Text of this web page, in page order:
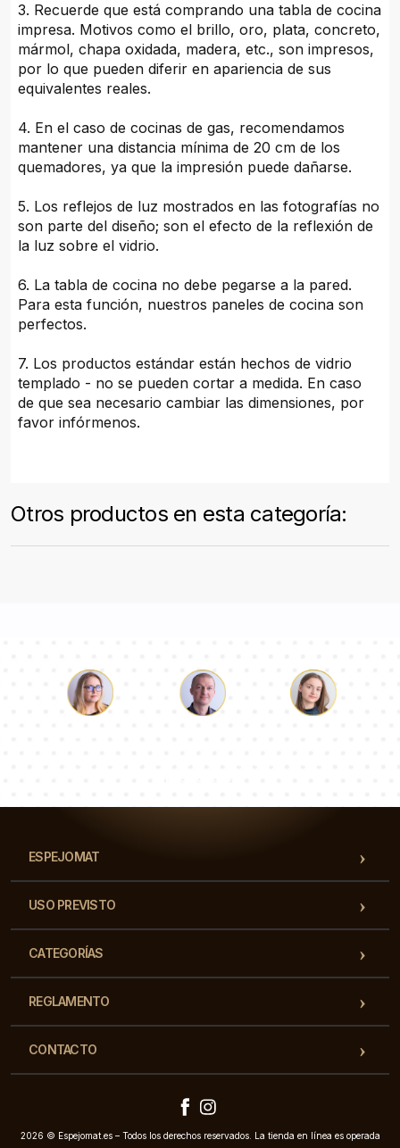
3. Recuerde que está comprando una tabla de cocina
impresa. Motivos como el brillo, oro, plata, concreto,
mármol, chapa oxidada, madera, etc., son impresos,
por lo que pueden diferir en apariencia de sus
equivalentes reales.
4. En el caso de cocinas de gas, recomendamos
mantener una distancia mínima de 20 cm de los
quemadores, ya que la impresión puede dañarse.
5. Los reflejos de luz mostrados en las fotografías no
son parte del diseño; son el efecto de la reflexión de
la luz sobre el vidrio.
6. La tabla de cocina no debe pegarse a la pared.
Para esta función, nuestros paneles de cocina son
perfectos.
7. Los productos estándar están hechos de vidrio
templado - no se pueden cortar a medida. En caso
de que sea necesario cambiar las dimensiones, por
favor infórmenos.
Otros productos en esta categoría:
ESPEJOMAT
USO PREVISTO
CATEGORÍAS
REGLAMENTO
CONTACTO
2026 © Espejomat.es – Todos los derechos reservados. La tienda en línea es operada